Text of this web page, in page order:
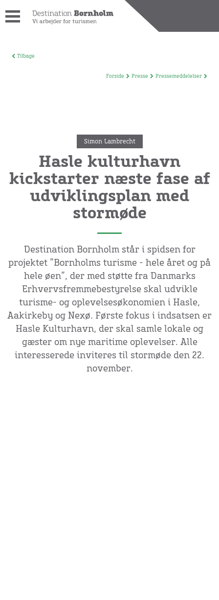
[wpdreams_ajaxsearchlite_results id=1 element="div"]
Tilbage
Forside Presse Pressemeddelelser
Simon Lambrecht
Hasle kulturhavn
kickstarter næste fase af
udviklingsplan med
stormøde
Destination Bornholm står i spidsen for
projektet ”Bornholms turisme - hele året og på
hele øen”, der med støtte fra Danmarks
Erhvervsfremmebestyrelse skal udvikle
turisme- og oplevelsesøkonomien i Hasle,
Aakirkeby og Nexø. Første fokus i indsatsen er
Hasle Kulturhavn, der skal samle lokale og
gæster om nye maritime oplevelser. Alle
interesserede inviteres til stormøde den 22.
november.